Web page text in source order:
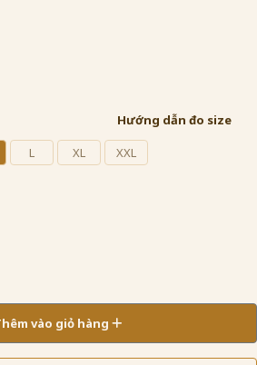
Hướng dẫn đo size
L XL XXL
vào giỏ hàng